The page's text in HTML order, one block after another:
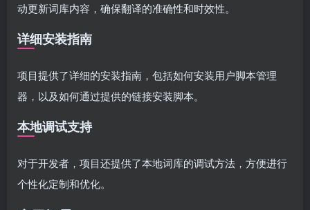
动更新词库内容，确保翻译的准确性和时效性。
详细安装指南
项目提供了详细的安装指南，包括如何安装用户脚本管理
器，以及如何通过提供的链接安装脚本。
本地调试支持
对于开发者，项目还提供了本地词库的调试方法，方便进行
个性化定制和优化。